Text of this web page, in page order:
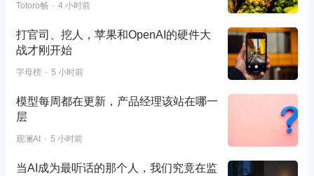
Totoro畅 4 小时前
打官司、挖人，苹果和OpenAI的硬件大
战才刚开始
字母榜 5 小时前
模型每周都在更新，产品经理该站在哪一
层
观澜AI 5 小时前
当AI成为最听话的那个人，我们究竟在监